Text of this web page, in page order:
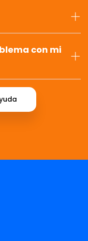
con mi